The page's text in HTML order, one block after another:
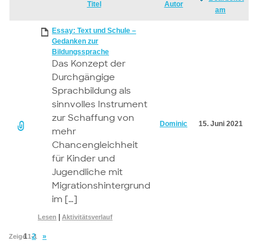
Titel Autor
am
Essay: Text und Schule –
Gedanken zur
Bildungssprache
Das Konzept der
Durchgängige
Sprachbildung als
sinnvolles Instrument
zur Schaffung von
mehr
Chancengleichheit
für Kinder und
Jugendliche mit
Migrationshintergrund
im […]
Lesen | Aktivitätsverlauf
Dominic 15. Juni 2021
Zeige 1-1
1 2 »